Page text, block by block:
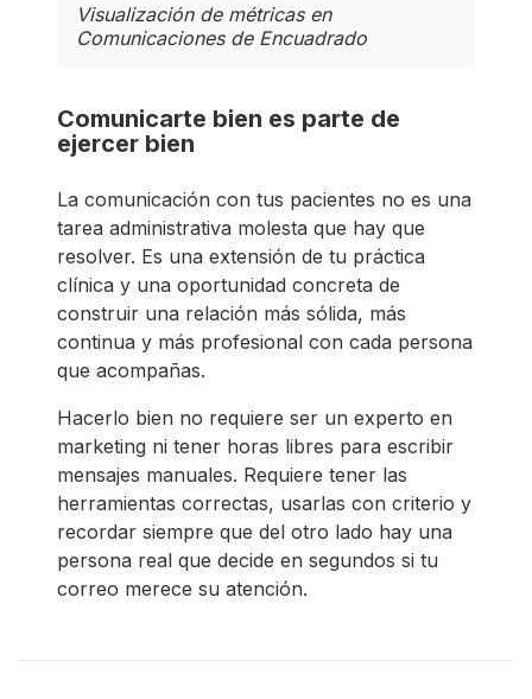
Visualización de métricas en
Comunicaciones de Encuadrado
Comunicarte bien es parte de
ejercer bien
La comunicación con tus pacientes no es una
tarea administrativa molesta que hay que
resolver. Es una extensión de tu práctica
clínica y una oportunidad concreta de
construir una relación más sólida, más
continua y más profesional con cada persona
que acompañas.
Hacerlo bien no requiere ser un experto en
marketing ni tener horas libres para escribir
mensajes manuales. Requiere tener las
herramientas correctas, usarlas con criterio y
recordar siempre que del otro lado hay una
persona real que decide en segundos si tu
correo merece su atención.